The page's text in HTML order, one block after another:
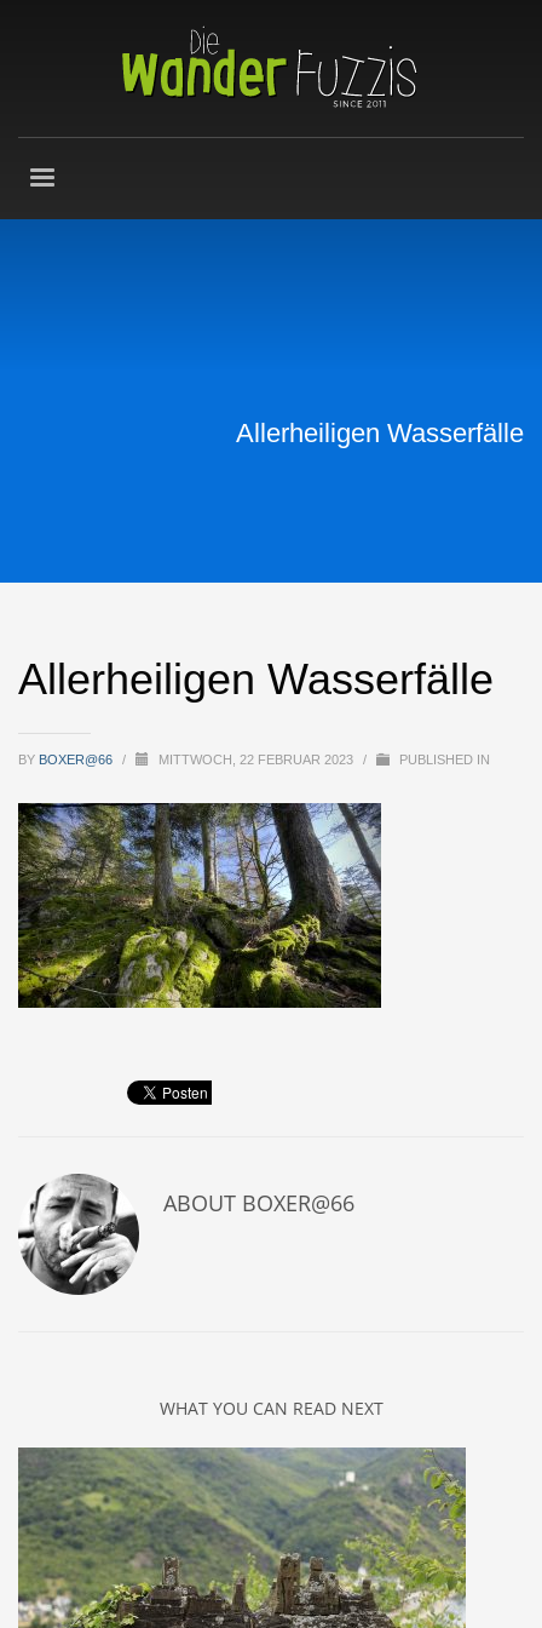
Allerheiligen Wasserfälle
Allerheiligen Wasserfälle
BY BOXER@66 / MITTWOCH, 22 FEBRUAR 2023 / PUBLISHED IN
ABOUT BOXER@66
WHAT YOU CAN READ NEXT